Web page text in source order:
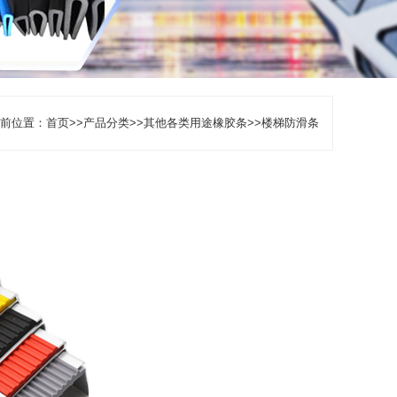
位置： 首页>>产品分类>>其他各类用途橡胶条>>楼梯防滑条